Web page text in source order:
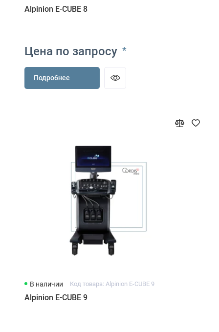
Alpinion E-CUBE 8
Цена по запросу *
Подробнее
В наличии Код товара: Alpinion E-CUBE 9
Alpinion E-CUBE 9